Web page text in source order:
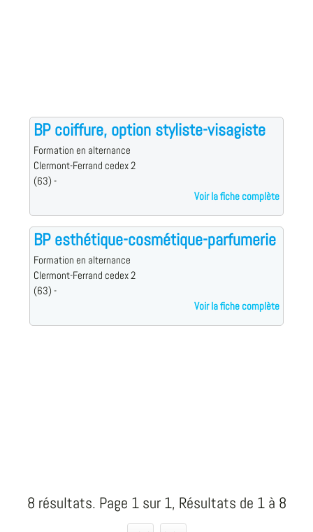
BP coiffure, option styliste-visagiste
Formation en alternance
Clermont-Ferrand cedex 2
(63) -
Voir la fiche complète
BP esthétique-cosmétique-parfumerie
Formation en alternance
Clermont-Ferrand cedex 2
(63) -
Voir la fiche complète
8 résultats. Page 1 sur 1, Résultats de 1 à 8